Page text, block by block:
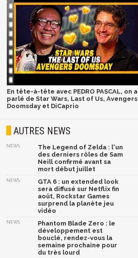
En tête-à-tête avec PEDRO PASCAL, on a
parlé de Star Wars, Last of Us, Avengers
Doomsday et DiCaprio
AUTRES NEWS
NEWS
The Legend of Zelda : l'un
des derniers rôles de Sam
Neill confirmé avant sa
mort début juillet
NEWS
GTA 6 : un extended look
sera diffusé sur Netflix fin
août, Rockstar Games
surprend la planète jeu
vidéo
NEWS
Phantom Blade Zero : le
développement est
bouclé, rendez-vous la
semaine prochaine pour
du très lourd